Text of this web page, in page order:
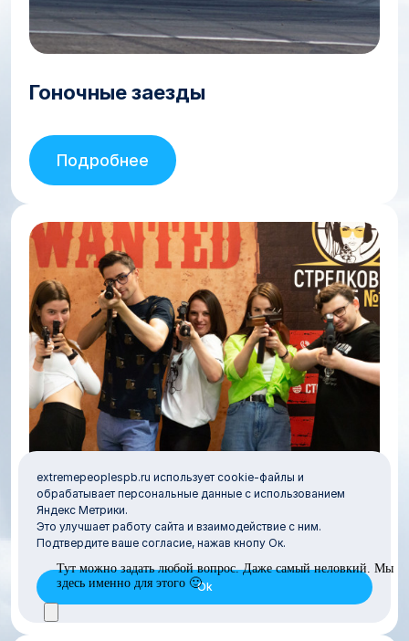
extremepeoplespb.ru использует cookie-файлы и
обрабатывает персональные данные с использованием
Яндекс Метрики.
Это улучшает работу сайта и взаимодействие с ним.
Подтвердите ваше согласие, нажав кнопу Ок.
Гоночные заезды
Подробнее
Стрельба из пневматики
Подробнее